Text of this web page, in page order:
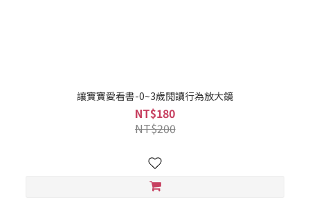
讓寶寶愛看書-0~3歲閱讀行為放大鏡
NT$180
NT$200